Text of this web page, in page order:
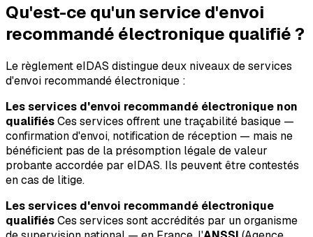
Qu'est-ce qu'un service d'envoi
recommandé électronique qualifié ?
Le règlement eIDAS distingue deux niveaux de services
d'envoi recommandé électronique :
Les services d'envoi recommandé électronique non
qualifiésCes services offrent une traçabilité basique —
confirmation d'envoi, notification de réception — mais ne
bénéficient pas de la présomption légale de valeur
probante accordée par eIDAS. Ils peuvent être contestés
en cas de litige.
Les services d'envoi recommandé électronique
qualifiésCes services sont accrédités par un organisme